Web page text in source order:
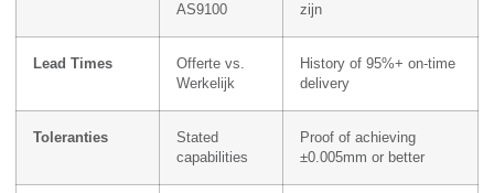
AS9100
zijn
Lead Times
Offerte vs.
Werkelijk
History of 95%+ on-time
delivery
Toleranties
Stated
capabilities
Proof of achieving
±0.005mm or better